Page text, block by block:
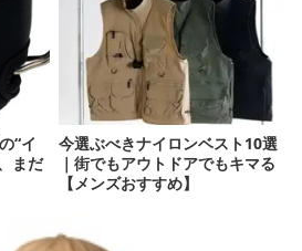
“イ
まだ
今選ぶべきナイロンベスト10選
｜街でもアウトドアでもキマる
【メンズおすすめ】